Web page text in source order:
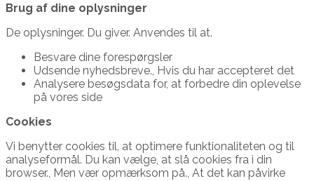
Brug af dine oplysninger
De oplysninger. Du giver. Anvendes til at.
Besvare dine forespørgsler
Udsende nyhedsbreve., Hvis du har accepteret det
Analysere besøgsdata for, at forbedre din oplevelse
på vores side
Cookies
Vi benytter cookies til, at optimere funktionaliteten og til
analyseformål. Du kan vælge, at slå cookies fra i din
browser., Men vær opmærksom på., At det kan påvirke